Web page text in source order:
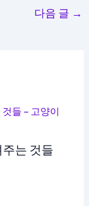
다음 글 →
는 것들